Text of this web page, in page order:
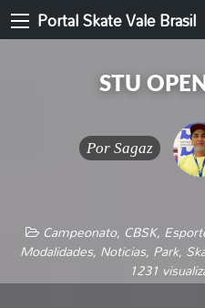
Portal Skate Vale Brasil
STU
Por Sagaz
Campeonato, CBSK,
Modalidades, Noticias, Park,
1231